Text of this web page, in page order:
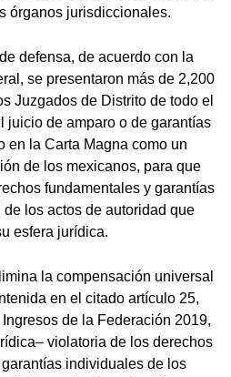
órganos jurisdiccionales.
defensa, de acuerdo con la
se presentaron más de 2,200
Juzgados de Distrito de todo el
juicio de amparo o de garantías
en la Carta Magna como un
de los mexicanos, para que
fundamentales y garantías
los actos de autoridad que
esfera jurídica.
la compensación universal
en el citado artículo 25,
de la Federación 2019,
violatoria de los derechos
individuales de los